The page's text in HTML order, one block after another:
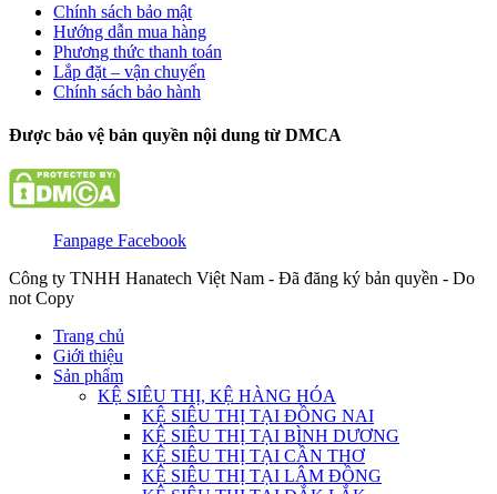
Chính sách bảo mật
Hướng dẫn mua hàng
Phương thức thanh toán
Lắp đặt – vận chuyển
Chính sách bảo hành
Được bảo vệ bản quyền nội dung từ DMCA
Fanpage Facebook
Công ty TNHH Hanatech Việt Nam - Đã đăng ký bản quyền - Do
not Copy
Trang chủ
Giới thiệu
Sản phẩm
KỆ SIÊU THỊ, KỆ HÀNG HÓA
KỆ SIÊU THỊ TẠI ĐỒNG NAI
KỆ SIÊU THỊ TẠI BÌNH DƯƠNG
KỆ SIÊU THỊ TẠI CẦN THƠ
KỆ SIÊU THỊ TẠI LÂM ĐỒNG